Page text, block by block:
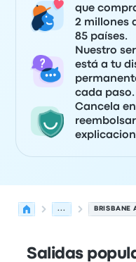
que
2 millones
85 países.
Nuestro
está a tu
cada paso.
Cancela
... BRISBANE
Salidas